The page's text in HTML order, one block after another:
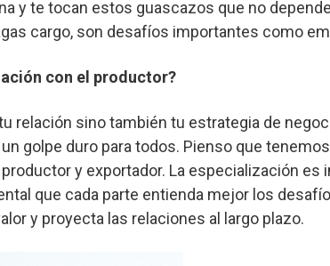
y te tocan estos guascazos que no
cargo, son desafíos importantes como
con el productor?
relación sino también tu estrategia de
golpe duro para todos. Pienso que
y exportador. La especialización es
que cada parte entienda mejor los
y proyecta las relaciones al largo plazo.